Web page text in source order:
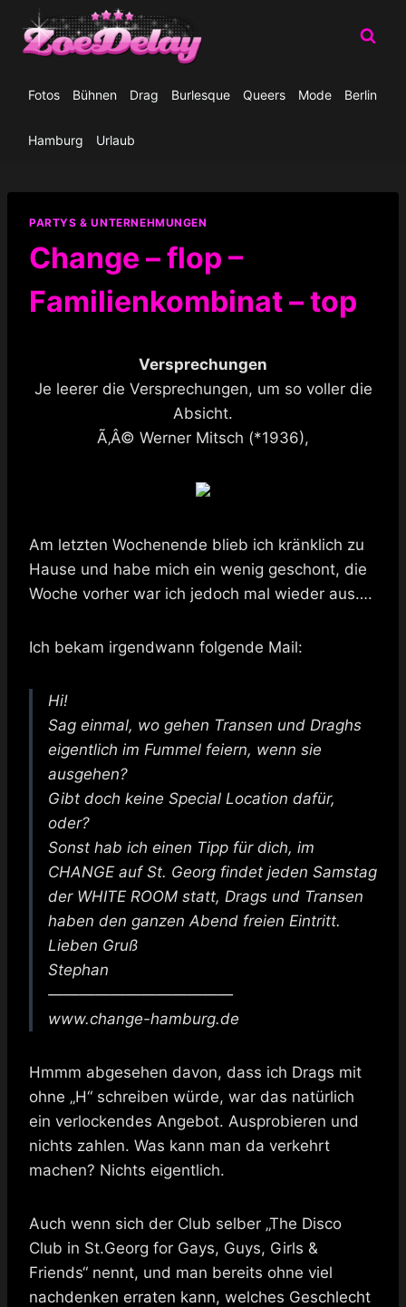
Inhalt
springen
Fotos Bühnen Drag Burlesque Queers Mode Berlin
Hamburg Urlaub
PARTYS & UNTERNEHMUNGEN
Change – flop –
Familienkombinat – top
Versprechungen
Je leerer die Versprechungen, um so voller die
Absicht.
Ã‚Â© Werner Mitsch (*1936),
Am letzten Wochenende blieb ich kränklich zu
Hause und habe mich ein wenig geschont, die
Woche vorher war ich jedoch mal wieder aus….
Ich bekam irgendwann folgende Mail:
Hi!
Sag einmal, wo gehen Transen und Draghs
eigentlich im Fummel feiern, wenn sie
ausgehen?
Gibt doch keine Special Location dafür,
oder?
Sonst hab ich einen Tipp für dich, im
CHANGE auf St. Georg findet jeden Samstag
der WHITE ROOM statt, Drags und Transen
haben den ganzen Abend freien Eintritt.
Lieben Gruß
Stephan
————————————
www.change-hamburg.de
Hmmm abgesehen davon, dass ich Drags mit
ohne „H“ schreiben würde, war das natürlich
ein verlockendes Angebot. Ausprobieren und
nichts zahlen. Was kann man da verkehrt
machen? Nichts eigentlich.
Auch wenn sich der Club selber „The Disco
Club in St.Georg for Gays, Guys, Girls &
Friends“ nennt, und man bereits ohne viel
nachdenken erraten kann, welches Geschlecht